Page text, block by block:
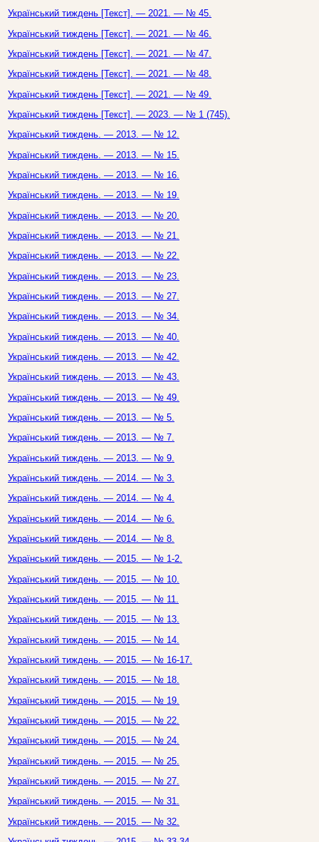
Український тиждень [Текст]. — 2021. — № 45.
Український тиждень [Текст]. — 2021. — № 46.
Український тиждень [Текст]. — 2021. — № 47.
Український тиждень [Текст]. — 2021. — № 48.
Український тиждень [Текст]. — 2021. — № 49.
Український тиждень [Текст]. — 2023. — № 1 (745).
Український тиждень. — 2013. — № 12.
Український тиждень. — 2013. — № 15.
Український тиждень. — 2013. — № 16.
Український тиждень. — 2013. — № 19.
Український тиждень. — 2013. — № 20.
Український тиждень. — 2013. — № 21.
Український тиждень. — 2013. — № 22.
Український тиждень. — 2013. — № 23.
Український тиждень. — 2013. — № 27.
Український тиждень. — 2013. — № 34.
Український тиждень. — 2013. — № 40.
Український тиждень. — 2013. — № 42.
Український тиждень. — 2013. — № 43.
Український тиждень. — 2013. — № 49.
Український тиждень. — 2013. — № 5.
Український тиждень. — 2013. — № 7.
Український тиждень. — 2013. — № 9.
Український тиждень. — 2014. — № 3.
Український тиждень. — 2014. — № 4.
Український тиждень. — 2014. — № 6.
Український тиждень. — 2014. — № 8.
Український тиждень. — 2015. — № 1-2.
Український тиждень. — 2015. — № 10.
Український тиждень. — 2015. — № 11.
Український тиждень. — 2015. — № 13.
Український тиждень. — 2015. — № 14.
Український тиждень. — 2015. — № 16-17.
Український тиждень. — 2015. — № 18.
Український тиждень. — 2015. — № 19.
Український тиждень. — 2015. — № 22.
Український тиждень. — 2015. — № 24.
Український тиждень. — 2015. — № 25.
Український тиждень. — 2015. — № 27.
Український тиждень. — 2015. — № 31.
Український тиждень. — 2015. — № 32.